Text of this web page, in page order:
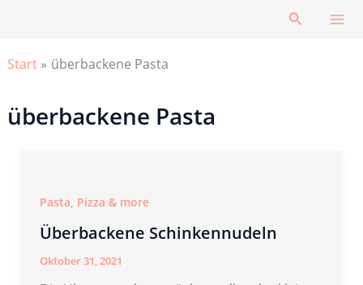
Suchen
Start überbackene Pasta
überbackene Pasta
Pasta, Pizza & more
Überbackene Schinkennudeln
Oktober 31, 2021